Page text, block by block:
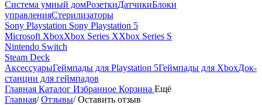
Система умный домРозеткиДатчикиБлоки
управленияСтерилизаторы
Sony Playstation Sony Playstation 5
Microsoft XboxXbox Series XXbox Series S
Nintendo Switch
Steam Deck
АксессуарыГеймпады для Playstation 5Геймпады для XboxДок-
станции для геймпадов
Главная Каталог Избранное Корзина Ещё
Главная/ Отзывы/ Оставить отзыв